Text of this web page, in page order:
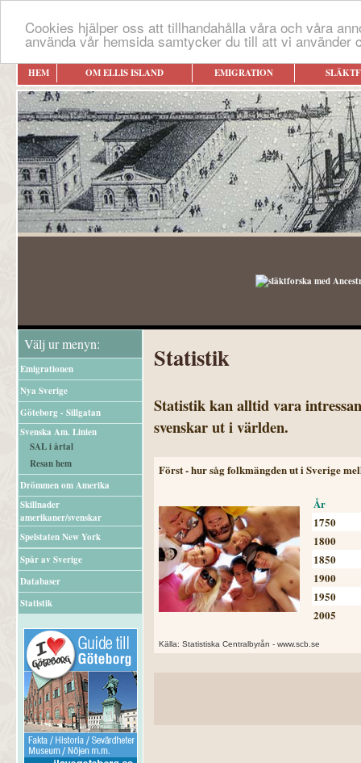
Cookies hjälper oss att tillhandahålla våra och våra
använda vår hemsida samtycker du till att vi använder
HEM OM ELLIS ISLAND EMIGRATION
Välj ur menyn:
Emigrationen
Nya Sverige
Göteborg - Sillgatan
Svenska Am. Linien
SAL i årtal
Resan hem
Drömmen om Amerika
Skillnader
amerikaner/svenskar
Spelstaten New York
Spår av Sverige
Databaser
Statistik
Statistik
Statistik kan alltid vara
svenskar ut i världen.
Först - hur såg folkmängden ut i Sverige
År
1750
1800
1850
1900
1950
2005
Källa: Statistiska Centralbyrån - www.scb.se